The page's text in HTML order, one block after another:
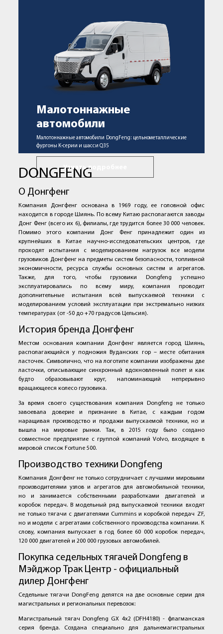
Малотоннажные
автомобили
Малотоннажные автомобили DongFeng: цельнометаллические
фургоны K-серии и шасси Q35
Узнать подробнее
DONGFENG
О Донгфенг
Компания Донгфенг основана в 1969 году, ее головной офис
находится в городе Шиянь. По всему Китаю располагаются заводы
Донг Фенг (всего их 6), филиалы, где трудится более 30 000 человек.
Помимо этого компании Донг Фенг принадлежит один из
крупнейших в Китае научно-исследовательских центров, где
проходят испытания с моделированием нагрузок все модели
грузовиков Донгфенг на предметы систем безопасности, топливной
экономичности, ресурса службы основных систем и агрегатов.
Также, для того, чтобы грузовики Dongfeng успешно
эксплуатировались по всему миру, компания проводит
дополнительные испытания всей выпускаемой техники с
моделированием условий эксплуатации при экстремально низких
температурах (от -50 до +70 градусов Цельсия).
История бренда Донгфенг
Местом основания компании Донгфенг является город Шиянь,
располагающийся у подножия Вуданских гор – месте обитания
ласточек. Символично, что на логотипе компании изображены две
ласточки, описывающие синхронный вдохновленный полет и как
будто образовывают круг, напоминающий непрерывно
вращающееся колесо грузовика.
За время своего существования компания Dongfeng не только
завоевала доверие и признание в Китае, с каждым годом
наращивая производство и продажи выпускаемой техники, но и
вышла на мировые рынки. Так, в 2015 году было создано
совместное предприятие с группой компаний Volvo, входящее в
мировой список Fortune 500.
Производство техники Dongfeng
Компания Донгфенг не только сотрудничает с лучшими мировыми
производителями узлов и агрегатов для автомобильной техники,
но и занимается собственными разработками двигателей и
коробок передач. В модельный ряд выпускаемой техники входят
не только тягачи с двигателями Cummins и коробкой передач ZF,
но и модели с агрегатами собственного производства компании. К
слову, компания выпускает в год более 60 000 коробок передач,
120 000 двигателей и 200 000 грузовых автомобилей.
Покупка седельных тягачей Dongfeng в
Мэйджор Трак Центр - официальный
дилер Донгфенг
Седельные тягачи DongFeng делятся на две основные серии для
магистральных и региональных перевозок:
Магистральный тягач Dongfeng GX 4x2 (DFH4180) - флагманская
серия бренда. Создана специально для дальнемагистральных